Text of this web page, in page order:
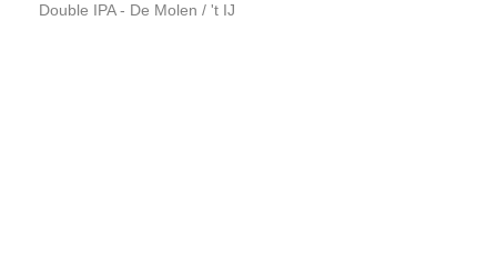
Double IPA - De Molen / 't IJ